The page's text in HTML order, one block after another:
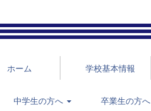
ホーム 学校基本情報
中学生の方へ 卒業生の方へ